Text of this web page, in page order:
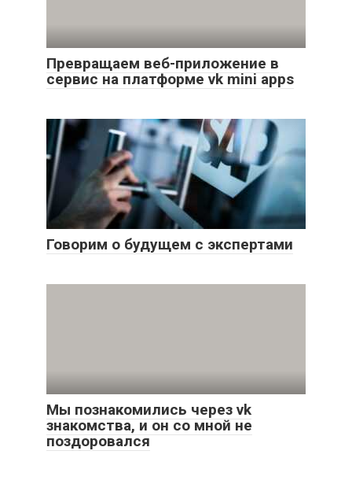
Превращаем веб-приложение в
сервис на платформе vk mini apps
Говорим о будущем с экспертами
Мы познакомились через vk
знакомства, и он со мной не
поздоровался